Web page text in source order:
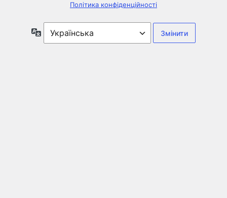
Політика конфіденційності
Мова